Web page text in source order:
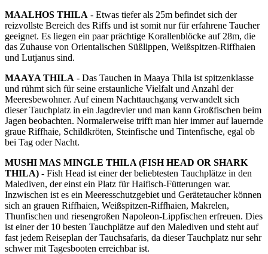
MAALHOS THILA - Etwas tiefer als 25m befindet sich der
reizvollste Bereich des Riffs und ist somit nur für erfahrene Taucher
geeignet. Es liegen ein paar prächtige Korallenblöcke auf 28m, die
das Zuhause von Orientalischen Süßlippen, Weißspitzen-Riffhaien
und Lutjanus sind.
MAAYA THILA - Das Tauchen in Maaya Thila ist spitzenklasse
und rühmt sich für seine erstaunliche Vielfalt und Anzahl der
Meeresbewohner. Auf einem Nachttauchgang verwandelt sich
dieser Tauchplatz in ein Jagdrevier und man kann Großfischen beim
Jagen beobachten. Normalerweise trifft man hier immer auf lauernde
graue Riffhaie, Schildkröten, Steinfische und Tintenfische, egal ob
bei Tag oder Nacht.
MUSHI MAS MINGLE THILA (FISH HEAD OR SHARK
THILA) - Fish Head ist einer der beliebtesten Tauchplätze in den
Malediven, der einst ein Platz für Haifisch-Fütterungen war.
Inzwischen ist es ein Meeresschutzgebiet und Gerätetaucher können
sich an grauen Riffhaien, Weißspitzen-Riffhaien, Makrelen,
Thunfischen und riesengroßen Napoleon-Lippfischen erfreuen. Dies
ist einer der 10 besten Tauchplätze auf den Malediven und steht auf
fast jedem Reiseplan der Tauchsafaris, da dieser Tauchplatz nur sehr
schwer mit Tagesbooten erreichbar ist.